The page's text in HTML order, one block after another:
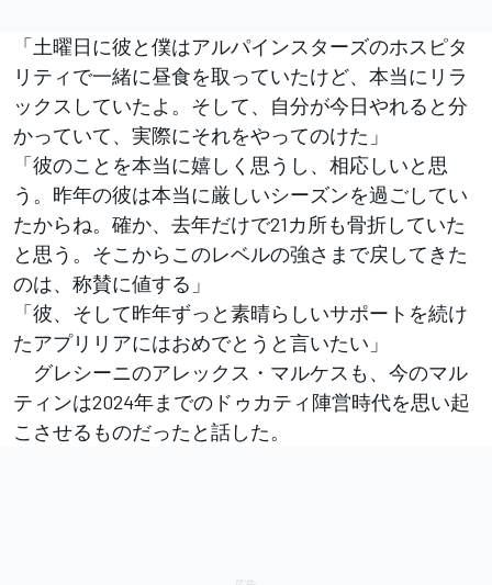
「土曜日に彼と僕はアルパインスターズのホスピタ
リティで一緒に昼食を取っていたけど、本当にリラ
ックスしていたよ。そして、自分が今日やれると分
かっていて、実際にそれをやってのけた」
「彼のことを本当に嬉しく思うし、相応しいと思
う。昨年の彼は本当に厳しいシーズンを過ごしてい
たからね。確か、去年だけで21カ所も骨折していた
と思う。そこからこのレベルの強さまで戻してきた
のは、称賛に値する」
「彼、そして昨年ずっと素晴らしいサポートを続け
たアプリリアにはおめでとうと言いたい」
グレシーニのアレックス・マルケスも、今のマル
ティンは2024年までのドゥカティ陣営時代を思い起
こさせるものだったと話した。